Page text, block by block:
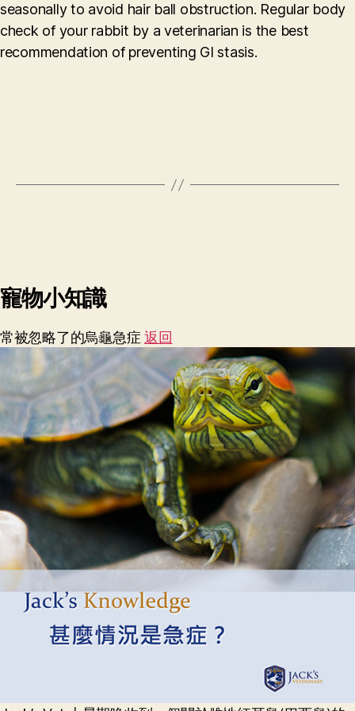
seasonally to avoid hair ball obstruction. Regular body
check of your rabbit by a veterinarian is the best
recommendation of preventing GI stasis.
寵物小知識
常被忽略了的烏龜急症返回